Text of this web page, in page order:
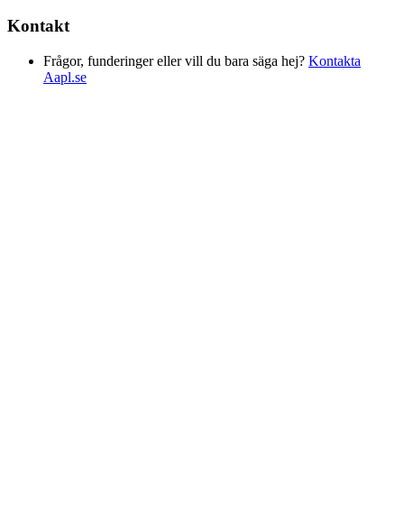
Kontakt
Frågor, funderinger eller vill du bara säga hej? Kontakta
Aapl.se